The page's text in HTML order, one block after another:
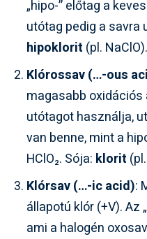
„hipo-” előtag a
utótag pedig a savra
hipoklorit (pl. NaClO).
Klórossav (…-ous
magasabb oxidációs
utótagot használja,
van benne, mint a
HClO₂. Sója: klorit
Klórsav (…-ic acid):
állapotú klór (+V). Az
ami a halogén